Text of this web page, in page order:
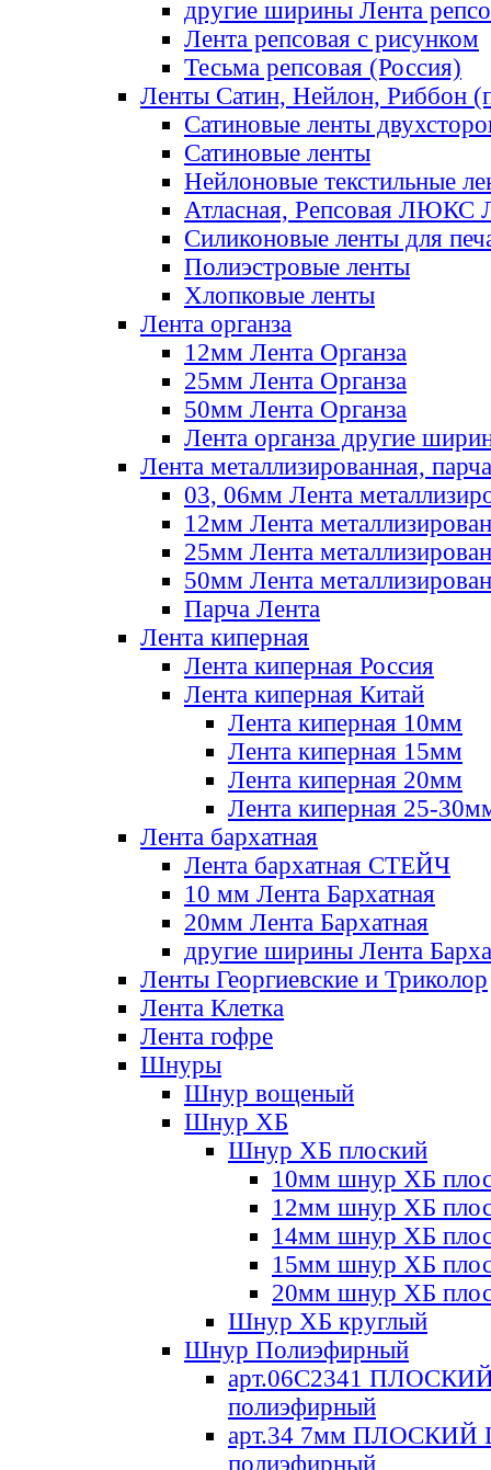
другие ширины Лента
Лента репсовая с рисунком
Тесьма репсовая (Россия)
Ленты Сатин, Нейлон, Риббон
Сатиновые ленты
Сатиновые ленты
Нейлоновые текстильные
Атласная, Репсовая ЛЮКС
Силиконовые ленты для
Полиэстровые ленты
Хлопковые ленты
Лента органза
12мм Лента Органза
25мм Лента Органза
50мм Лента Органза
Лента органза другие
Лента металлизированная, парча
03, 06мм Лента
12мм Лента
25мм Лента
50мм Лента
Парча Лента
Лента киперная
Лента киперная Россия
Лента киперная Китай
Лента киперная 10мм
Лента киперная 15мм
Лента киперная 20мм
Лента киперная 25-
Лента бархатная
Лента бархатная СТЕЙЧ
10 мм Лента Бархатная
20мм Лента Бархатная
другие ширины Лента
Ленты Георгиевские и Триколор
Лента Клетка
Лента гофре
Шнуры
Шнур вощеный
Шнур ХБ
Шнур ХБ плоский
10мм шнур ХБ
12мм шнур ХБ
14мм шнур ХБ
15мм шнур ХБ
20мм шнур ХБ
Шнур ХБ круглый
Шнур Полиэфирный
арт.06С2341
полиэфирный
арт.34 7мм ПЛОСКИЙ
полиэфирный